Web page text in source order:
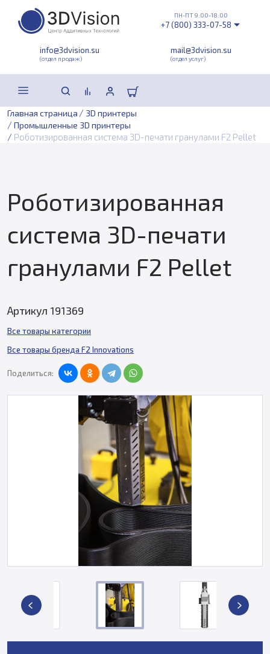
info@3dvision.su
(отдел продаж)
mail@3dvision.su
(отдел услуг)
ПН-ПТ 9:00-18:00
+7 (800) 333-07-58
Главная страница / 3D принтеры
/ Промышленные 3D принтеры
/ Роботизированная система 3D-печати гранулами F2 Pellet
Роботизированная
система 3D-печати
гранулами F2 Pellet
Артикул 191369
Все товары категории
Все товары бренда F2 Innovations
Поделиться: